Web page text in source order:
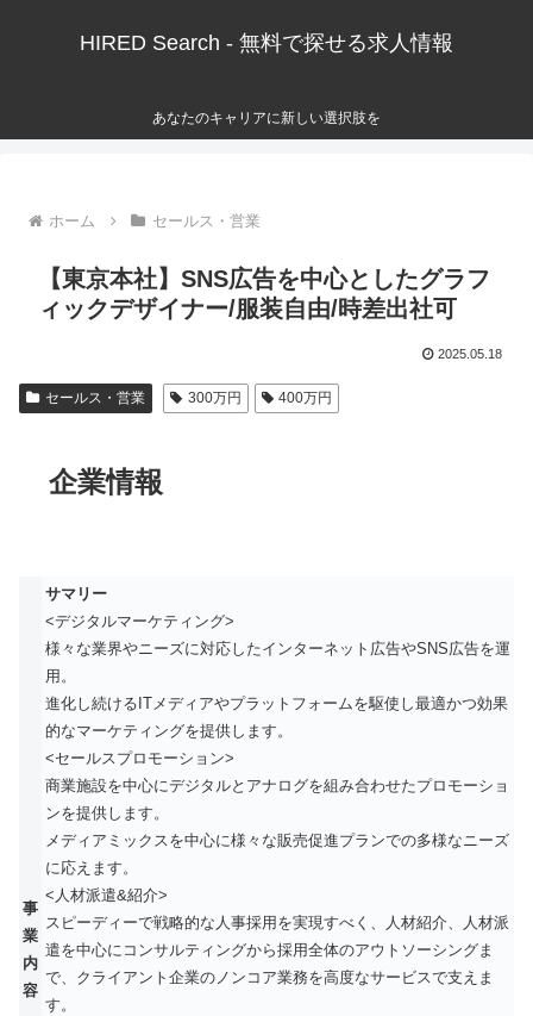
HIRED Search - 無料で探せる求人情報
あなたのキャリアに新しい選択肢を
ホーム セールス・営業
【東京本社】SNS広告を中心としたグラフ
ィックデザイナー/服装自由/時差出社可
2025.05.18
セールス・営業 300万円 400万円
企業情報
事
業
内
容
サマリー
<デジタルマーケティング>
様々な業界やニーズに対応したインターネット広告やSNS広告を運
用。
進化し続けるITメディアやプラットフォームを駆使し最適かつ効果
的なマーケティングを提供します。
<セールスプロモーション>
商業施設を中心にデジタルとアナログを組み合わせたプロモーショ
ンを提供します。
メディアミックスを中心に様々な販売促進プランでの多様なニーズ
に応えます。
<人材派遣&紹介>
スピーディーで戦略的な人事採用を実現すべく、人材紹介、人材派
遣を中心にコンサルティングから採用全体のアウトソーシングま
で、クライアント企業のノンコア業務を高度なサービスで支えま
す。